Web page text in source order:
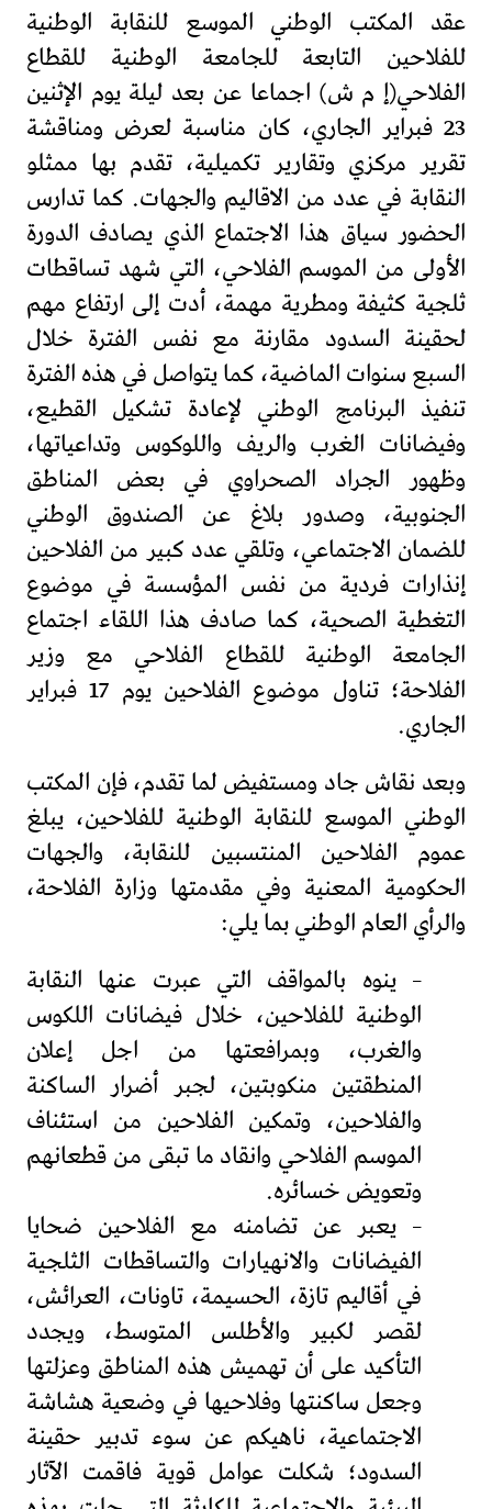
عقد المكتب الوطني الموسع للنقابة الوطنية
للفلاحين التابعة للجامعة الوطنية للقطاع
الفلاحي(إ م ش) اجماعا عن بعد ليلة يوم الإثنين
23 فبراير الجاري، كان مناسبة لعرض ومناقشة
تقرير مركزي وتقارير تكميلية، تقدم بها ممثلو
النقابة في عدد من الاقاليم والجهات. كما تدارس
الحضور سياق هذا الاجتماع الذي يصادف الدورة
الأولى من الموسم الفلاحي، التي شهد تساقطات
ثلجية كثيفة ومطرية مهمة، أدت إلى ارتفاع مهم
لحقينة السدود مقارنة مع نفس الفترة خلال
السبع سنوات الماضية، كما يتواصل في هذه الفترة
تنفيذ البرنامج الوطني لإعادة تشكيل القطيع،
وفيضانات الغرب والريف واللوكوس وتداعياتها،
وظهور الجراد الصحراوي في بعض المناطق
الجنوبية، وصدور بلاغ عن الصندوق الوطني
للضمان الاجتماعي، وتلقي عدد كبير من الفلاحين
إنذارات فردية من نفس المؤسسة في موضوع
التغطية الصحية، كما صادف هذا اللقاء اجتماع
الجامعة الوطنية للقطاع الفلاحي مع وزير
الفلاحة؛ تناول موضوع الفلاحين يوم 17 فبراير
الجاري.
وبعد نقاش جاد ومستفيض لما تقدم، فإن المكتب
الوطني الموسع للنقابة الوطنية للفلاحين، يبلغ
عموم الفلاحين المنتسبين للنقابة، والجهات
الحكومية المعنية وفي مقدمتها وزارة الفلاحة،
والرأي العام الوطني بما يلي:
– ينوه بالمواقف التي عبرت عنها النقابة
الوطنية للفلاحين، خلال فيضانات اللكوس
والغرب، وبمرافعتها من اجل إعلان
المنطقتين منكوبتين، لجبر أضرار الساكنة
والفلاحين، وتمكين الفلاحين من استئناف
الموسم الفلاحي وانقاد ما تبقى من قطعانهم
وتعويض خسائره.
– يعبر عن تضامنه مع الفلاحين ضحايا
الفيضانات والانهيارات والتساقطات الثلجية
في أقاليم تازة، الحسيمة، تاونات، العرائش،
لقصر لكبير والأطلس المتوسط، ويجدد
التأكيد على أن تهميش هذه المناطق وعزلتها
وجعل ساكنتها وفلاحيها في وضعية هشاشة
الاجتماعية، ناهيكم عن سوء تدبير حقينة
السدود؛ شكلت عوامل قوية فاقمت الآثار